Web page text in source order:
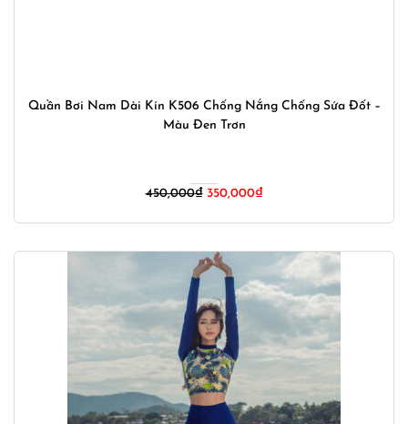
Quần Bơi Nam Dài Kín K506 Chống Nắng Chống Sứa Đốt –
Màu Đen Trơn
450,000₫ Giá
450,000₫.
350,000₫Giá
là:
350,000₫.